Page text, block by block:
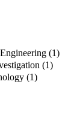
(1)
(1)
(1)